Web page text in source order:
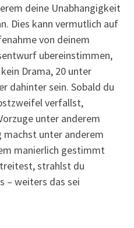
deine Unabhangigkeit
Dies kann vermutlich auf
von deinem
ubereinstimmen,
Drama, 20 unter
dahinter sein. Sobald du
verfallst,
unter anderem
unter anderem
manierlich gestimmt
strahlst du
– weiters das sei